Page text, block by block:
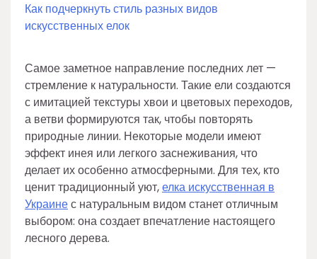
Как подчеркнуть стиль разных видов
искусственных елок
Самое заметное направление последних лет —
стремление к натуральности. Такие ели создаются
с имитацией текстуры хвои и цветовых переходов,
а ветви формируются так, чтобы повторять
природные линии. Некоторые модели имеют
эффект инея или легкого заснеживания, что
делает их особенно атмосферными. Для тех, кто
ценит традиционный уют,елка искусственная в
Украинес натуральным видом станет отличным
выбором: она создает впечатление настоящего
лесного дерева.